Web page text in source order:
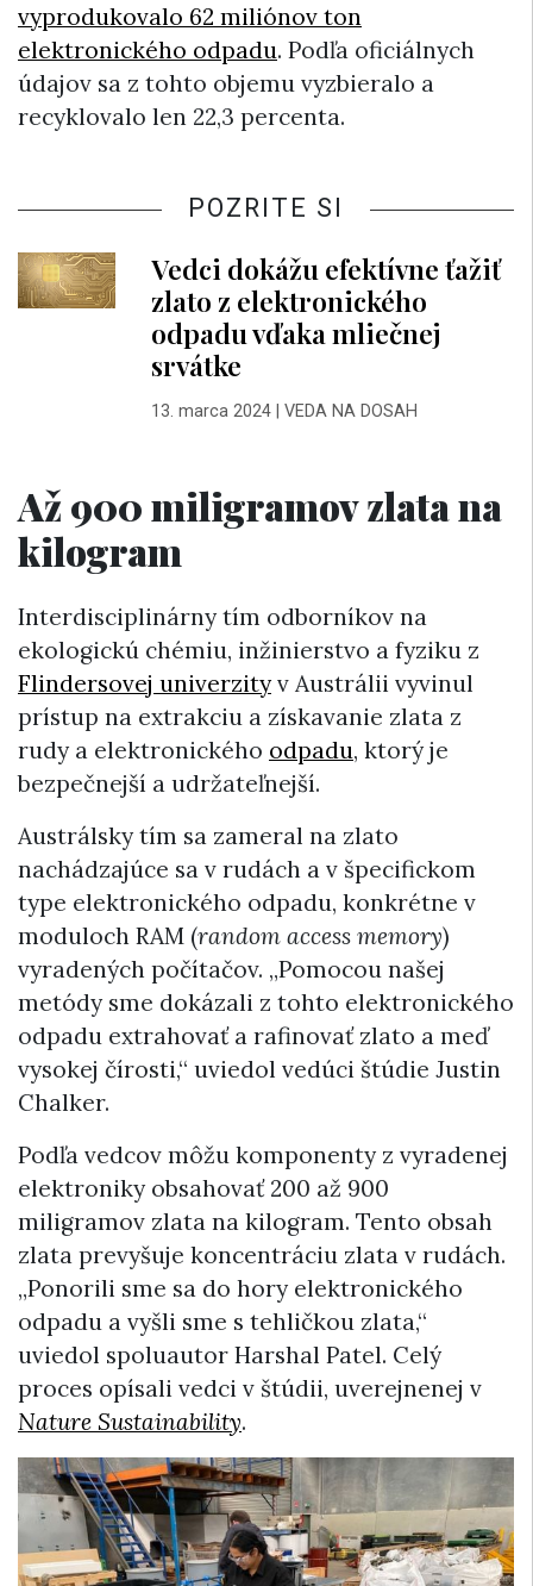
vyprodukovalo 62 miliónov ton
elektronického odpadu. Podľa oficiálnych
údajov sa z tohto objemu vyzbieralo a
recyklovalo len 22,3 percenta.
POZRITE SI
Vedci dokážu efektívne ťažiť
zlato z elektronického
odpadu vďaka mliečnej
srvátke
13. marca 2024| VEDA NA DOSAH
Až 900 miligramov zlata na
kilogram
Interdisciplinárny tím odborníkov na
ekologickú chémiu, inžinierstvo a fyziku z
Flindersovej univerzityv Austrálii vyvinul
prístup na extrakciu a získavanie zlata z
rudy a elektronického odpadu, ktorý je
bezpečnejší a udržateľnejší.
Austrálsky tím sa zameral na zlato
nachádzajúce sa v rudách a v špecifickom
type elektronického odpadu, konkrétne v
moduloch RAM (random access memory)
vyradených počítačov. „Pomocou našej
metódy sme dokázali z tohto elektronického
odpadu extrahovať a rafinovať zlato a meď
vysokej čírosti,“ uviedol vedúci štúdie Justin
Chalker.
Podľa vedcov môžu komponenty z vyradenej
elektroniky obsahovať 200 až 900
miligramov zlata na kilogram. Tento obsah
zlata prevyšuje koncentráciu zlata v rudách.
„Ponorili sme sa do hory elektronického
odpadu a vyšli sme s tehličkou zlata,“
uviedol spoluautor Harshal Patel. Celý
proces opísali vedci v štúdii, uverejnenej v
Nature Sustainability.